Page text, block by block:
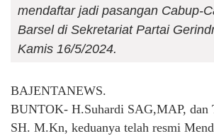
mendaftar jadi pasangan Cabup-
Barsel di Sekretariat Partai
Kamis 16/5/2024.
BAJENTANEWS.
BUNTOK- H.Suhardi SAG,MAP, dan
SH. M.Kn, keduanya telah resmi